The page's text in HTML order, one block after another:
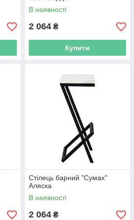
В наявності
2 064 ₴
Купити
Стілець барний "Сумах"
Аляска
В наявності
2 064 ₴